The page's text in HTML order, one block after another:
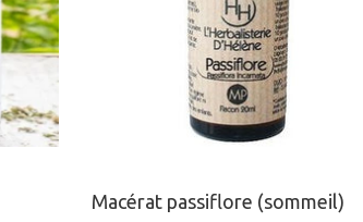
Macérat passiflore (sommeil)